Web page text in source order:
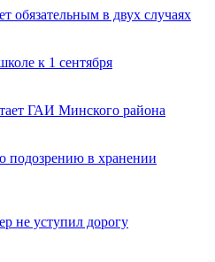
обязательным в двух случаях
к 1 сентября
ГАИ Минского района
подозрению в хранении
не уступил дорогу